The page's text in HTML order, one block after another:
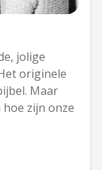
jolige
originele
Maar
hoe zijn onze